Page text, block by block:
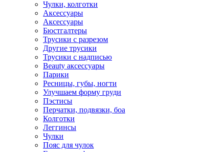
Чулки, колготки
Аксессуары
Аксессуары
Бюстгалтеры
Трусики с разрезом
Другие трусики
Трусики с надписью
Beauty аксессуары
Парики
Ресницы, губы, ногти
Улучшаем форму груди
Пэстисы
Перчатки, подвязки, боа
Колготки
Леггинсы
Чулки
Пояс для чулок